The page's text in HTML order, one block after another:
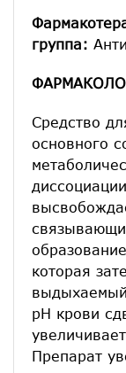
группа:
Средство
основного
которая
выдыхаемый
рН крови
Препарат